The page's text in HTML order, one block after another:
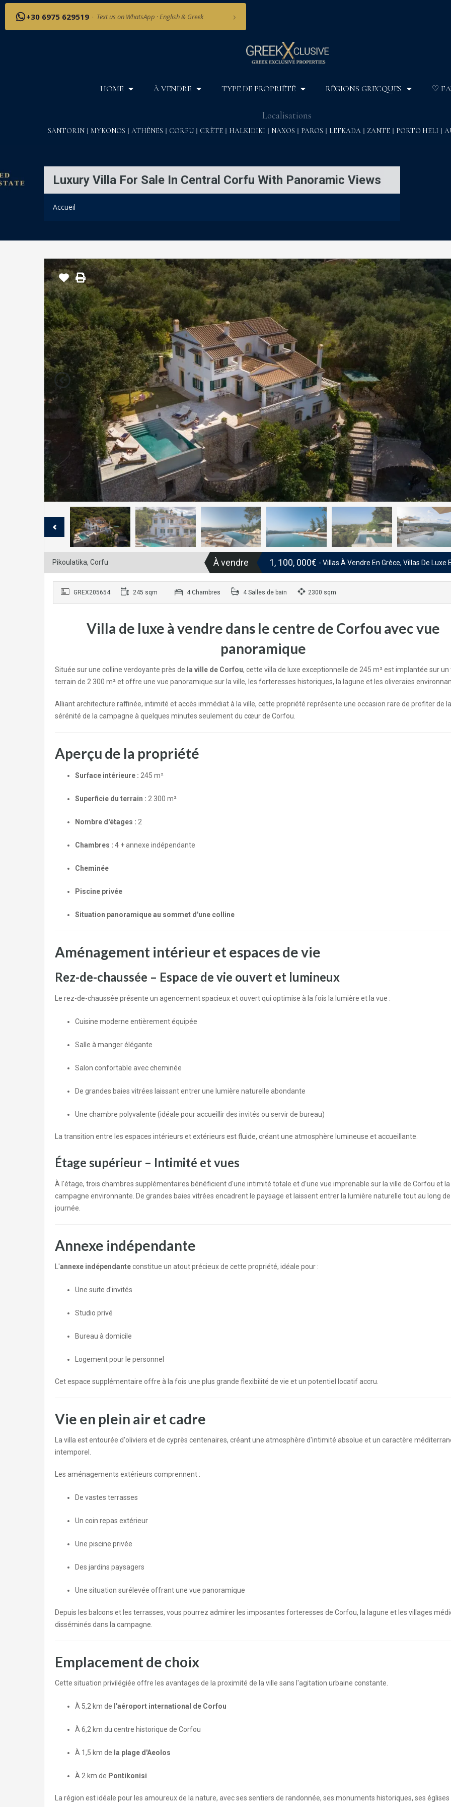
+30 6975 629519 · Text us on WhatsApp · English & Greek ›
HOME À VENDRE TYPE DE PROPRIÉTÉ RÉGIONS GRECQUES ♡
Localisations
SANTORIN MYKONOS ATHÈNES CORFU CRÈTE HALKIDIKI NAXOS PAROS LEFKADA ZANTE PORTO HELI
Luxury Villa For Sale In Central Corfu With Panoramic Views
Accueil
Pikoulatika, Corfu À vendre 1, 100, 000€ - Villas À Vendre En Grèce, Villas De Luxe
GREX205654 245 sqm 4 Chambres 4 Salles de bain 2300 sqm
Villa de luxe à vendre dans le centre de Corfou avec vue
panoramique
Située sur une colline verdoyante près de la ville de Corfou, cette villa de luxe exceptionnelle de 245 m² est implantée sur un
terrain de 2 300 m² et offre une vue panoramique sur la ville, les forteresses historiques, la lagune et les oliveraies
Alliant architecture raffinée, intimité et accès immédiat à la ville, cette propriété représente une occasion rare de profiter de la
sérénité de la campagne à quelques minutes seulement du cœur de Corfou.
Aperçu de la propriété
Surface intérieure : 245 m²
Superficie du terrain : 2 300 m²
Nombre d'étages : 2
Chambres : 4 + annexe indépendante
Cheminée
Piscine privée
Situation panoramique au sommet d'une colline
Aménagement intérieur et espaces de vie
Rez-de-chaussée – Espace de vie ouvert et lumineux
Le rez-de-chaussée présente un agencement spacieux et ouvert qui optimise à la fois la lumière et la vue :
Cuisine moderne entièrement équipée
Salle à manger élégante
Salon confortable avec cheminée
De grandes baies vitrées laissant entrer une lumière naturelle abondante
Une chambre polyvalente (idéale pour accueillir des invités ou servir de bureau)
La transition entre les espaces intérieurs et extérieurs est fluide, créant une atmosphère lumineuse et accueillante.
Étage supérieur – Intimité et vues
À l'étage, trois chambres supplémentaires bénéficient d'une intimité totale et d'une vue imprenable sur la ville de Corfou et la
campagne environnante. De grandes baies vitrées encadrent le paysage et laissent entrer la lumière naturelle tout au long
journée.
Annexe indépendante
L'annexe indépendanteconstitue un atout précieux de cette propriété, idéale pour :
Une suite d'invités
Studio privé
Bureau à domicile
Logement pour le personnel
Cet espace supplémentaire offre à la fois une plus grande flexibilité de vie et un potentiel locatif accru.
Vie en plein air et cadre
La villa est entourée d'oliviers et de cyprès centenaires, créant une atmosphère d'intimité absolue et un caractère
intemporel.
Les aménagements extérieurs comprennent :
De vastes terrasses
Un coin repas extérieur
Une piscine privée
Des jardins paysagers
Une situation surélevée offrant une vue panoramique
Depuis les balcons et les terrasses, vous pourrez admirer les imposantes forteresses de Corfou, la lagune et les villages
disséminés dans la campagne.
Emplacement de choix
Cette situation privilégiée offre les avantages de la proximité de la ville sans l'agitation urbaine constante.
À 5,2 km de l'aéroport international de Corfou
À 6,2 km du centre historique de Corfou
À 1,5 km de la plage d'Aeolos
À 2 km de Pontikonisi
La région est idéale pour les amoureux de la nature, avec ses sentiers de randonnée, ses monuments historiques, ses églises